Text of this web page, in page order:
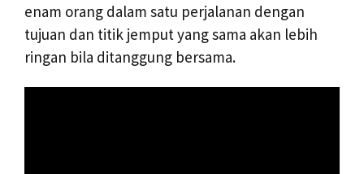
enam orang dalam satu perjalanan dengan
tujuan dan titik jemput yang sama akan lebih
ringan bila ditanggung bersama.